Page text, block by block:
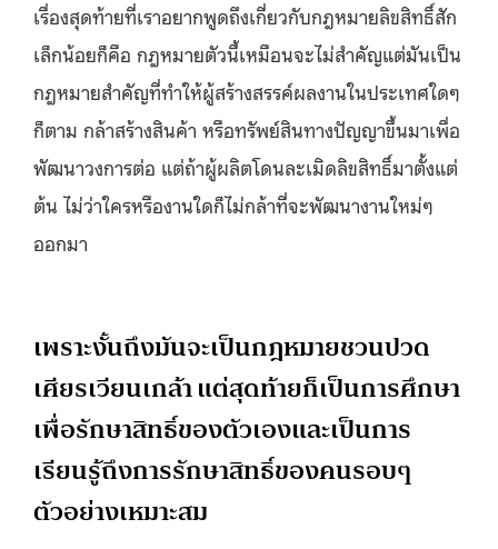
เรื่องสุดท้ายที่เราอยากพูดถึงเกี่ยวกับกฎหมายลิขสิทธิ์สัก
เล็กน้อยก็คือ กฎหมายตัวนี้เหมือนจะไม่สำคัญแต่มันเป็น
กฎหมายสำคัญที่ทำให้ผู้สร้างสรรค์ผลงานในประเทศใดๆ
ก็ตาม กล้าสร้างสินค้า หรือทรัพย์สินทางปัญญาขึ้นมาเพื่อ
พัฒนาวงการต่อ แต่ถ้าผู้ผลิตโดนละเมิดลิขสิทธิ์มาตั้งแต่
ต้น ไม่ว่าใครหรืองานใดก็ไม่กล้าที่จะพัฒนางานใหม่ๆ
ออกมา
เพราะงั้นถึงมันจะเป็นกฎหมายชวนปวด
เศียรเวียนเกล้า แต่สุดท้ายก็เป็นการศึกษา
เพื่อรักษาสิทธิ์ของตัวเองและเป็นการ
เรียนรู้ถึงการรักษาสิทธิ์ของคนรอบๆ
ตัวอย่างเหมาะสม